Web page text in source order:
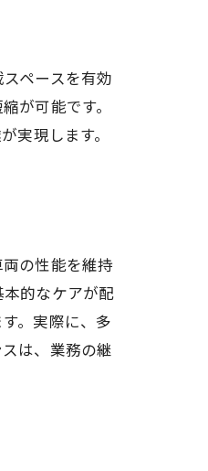
ペースを有効
が可能です。
実現します。
の性能を維持
的なケアが配
。実際に、多
は、業務の継